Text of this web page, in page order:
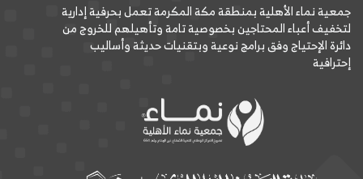
جمعية نماء الأهلية بمنطقة مكة المكرمة تعمل بحرفية إدارية
لتخفيف أعباء المحتاجين بخصوصية تامة وتأهيلهم للخروج من
دائرة الإحتياج وفق برامج نوعية وبتقنيات حديثة وأساليب
إحترافية